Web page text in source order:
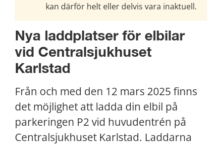
kan därför helt eller delvis vara inaktuell.
Nya laddplatser för elbilar
vid Centralsjukhuset
Karlstad
Från och med den 12 mars 2025 finns
det möjlighet att ladda din elbil på
parkeringen P2 vid huvudentrén på
Centralsjukhuset Karlstad. Laddarna